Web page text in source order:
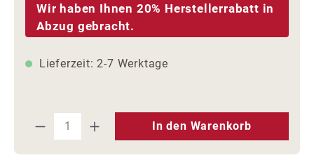
Wir haben Ihnen 20% Herstellerrabatt in
Abzug gebracht.
Lieferzeit: 2-7 Werktage
Produkt Anzahl: Gib den
In den Warenkorb